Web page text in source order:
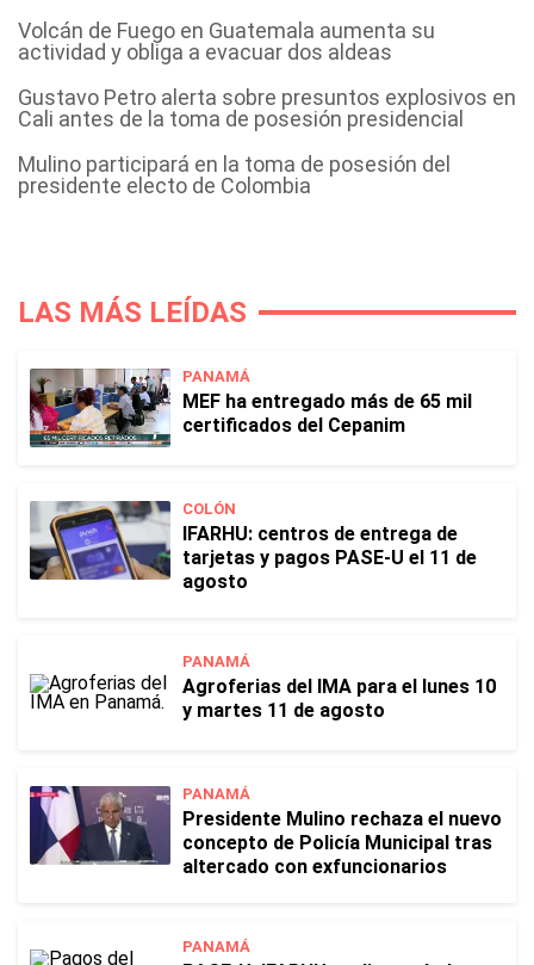
Volcán de Fuego en Guatemala aumenta su
actividad y obliga a evacuar dos aldeas
Gustavo Petro alerta sobre presuntos explosivos en
Cali antes de la toma de posesión presidencial
Mulino participará en la toma de posesión del
presidente electo de Colombia
LAS MÁS LEÍDAS
PANAMÁ
MEF ha entregado más de 65 mil
certificados del Cepanim
COLÓN
IFARHU: centros de entrega de
tarjetas y pagos PASE-U el 11 de
agosto
PANAMÁ
Agroferias del IMA para el lunes 10
y martes 11 de agosto
PANAMÁ
Presidente Mulino rechaza el nuevo
concepto de Policía Municipal tras
altercado con exfuncionarios
PANAMÁ